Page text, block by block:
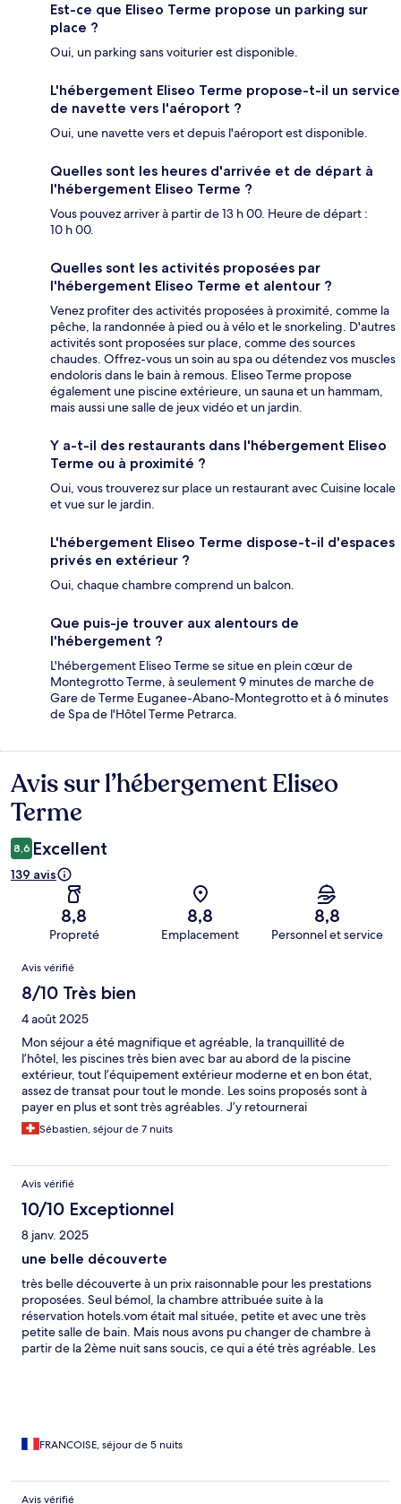
Est-ce que Eliseo Terme propose un parking sur
place ?
Oui, un parking sans voiturier est disponible.
L'hébergement Eliseo Terme propose-t-il un service
de navette vers l'aéroport ?
Oui, une navette vers et depuis l'aéroport est disponible.
Quelles sont les heures d'arrivée et de départ à
l'hébergement Eliseo Terme ?
Vous pouvez arriver à partir de 13 h 00. Heure de départ :
10 h 00.
Quelles sont les activités proposées par
l'hébergement Eliseo Terme et alentour ?
Venez profiter des activités proposées à proximité, comme la
pêche, la randonnée à pied ou à vélo et le snorkeling. D'autres
activités sont proposées sur place, comme des sources
chaudes. Offrez-vous un soin au spa ou détendez vos muscles
endoloris dans le bain à remous. Eliseo Terme propose
également une piscine extérieure, un sauna et un hammam,
mais aussi une salle de jeux vidéo et un jardin.
Y a-t-il des restaurants dans l'hébergement Eliseo
Terme ou à proximité ?
Oui, vous trouverez sur place un restaurant avec Cuisine locale
et vue sur le jardin.
L'hébergement Eliseo Terme dispose-t-il d'espaces
privés en extérieur ?
Oui, chaque chambre comprend un balcon.
Que puis-je trouver aux alentours de
l'hébergement ?
L'hébergement Eliseo Terme se situe en plein cœur de
Montegrotto Terme, à seulement 9 minutes de marche de
Gare de Terme Euganee-Abano-Montegrotto et à 6 minutes
de Spa de l'Hôtel Terme Petrarca.
Avis
Avis sur l’hébergement Eliseo
Terme
8,6 Excellent
139 avis
8,8
Propreté
8,8
Emplacement
8,8
Personnel et service
Avis
Avis vérifié
8/10 Très bien
4 août 2025
Mon séjour a été magnifique et agréable, la tranquillité de
l’hôtel, les piscines très bien avec bar au abord de la piscine
extérieur, tout l’équipement extérieur moderne et en bon état,
assez de transat pour tout le monde. Les soins proposés sont à
payer en plus et sont très agréables. J’y retournerai
Sébastien, séjour de 7 nuits
Avis vérifié
10/10 Exceptionnel
8 janv. 2025
une belle découverte
très belle découverte à un prix raisonnable pour les prestations
proposées. Seul bémol, la chambre attribuée suite à la
réservation hotels.vom était mal située, petite et avec une très
petite salle de bain. Mais nous avons pu changer de chambre à
partir de la 2ème nuit sans soucis, ce qui a été très agréable. Les
FRANCOISE, séjour de 5 nuits
Avis vérifié